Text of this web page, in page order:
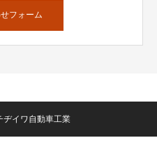
フォーム
イワ自動車工業